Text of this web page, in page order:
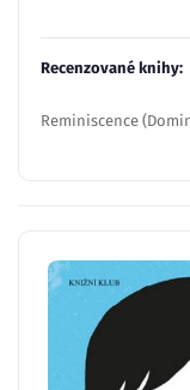
Recenzované knihy:
Reminiscence